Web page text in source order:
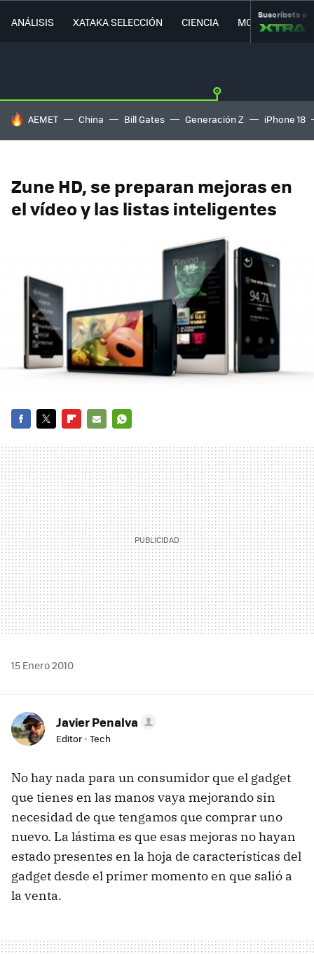
ANÁLISIS XATAKA SELECCIÓN CIENCIA MOVILIDAD
Suscríbete a
HOY SE HABLA DE
AEMET China Bill Gates Generación Z iPhone 18
Zune HD, se preparan mejoras en
el vídeo y las listas inteligentes
MAIL
15 Enero 2010
Javier Penalva
Editor - Tech
No hay nada para un consumidor que el gadget
que tienes en las manos vaya mejorando sin
necesidad de que tengamos que comprar uno
nuevo. La lástima es que esas mejoras no hayan
estado presentes en la hoja de características del
gadget desde el primer momento en que salió a
la venta.